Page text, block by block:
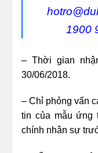
1900
– Thời gian
30/06/2018.
– Chỉ phỏng vấn
tin của mẫu ứng
chính nhân sự